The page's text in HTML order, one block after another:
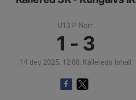
U13 P Norr
1 - 3
14 dec 2025, 12:00, Kållereds Ishall